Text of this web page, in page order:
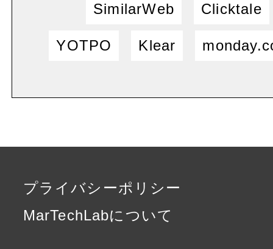
SimilarWeb Clicktale
YOTPO Klear
プライバシーポリシー
MarTechLabについて